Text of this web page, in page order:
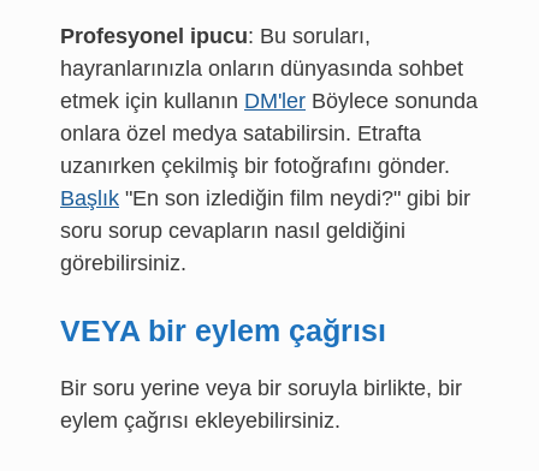
Profesyonel ipucu: Bu soruları,
hayranlarınızla onların dünyasında sohbet
etmek için kullanın DM'ler Böylece sonunda
onlara özel medya satabilirsin. Etrafta
uzanırken çekilmiş bir fotoğrafını gönder.
Başlık "En son izlediğin film neydi?" gibi bir
soru sorup cevapların nasıl geldiğini
görebilirsiniz.
VEYA bir eylem çağrısı
Bir soru yerine veya bir soruyla birlikte, bir
eylem çağrısı ekleyebilirsiniz.